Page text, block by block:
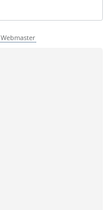
Webmaster